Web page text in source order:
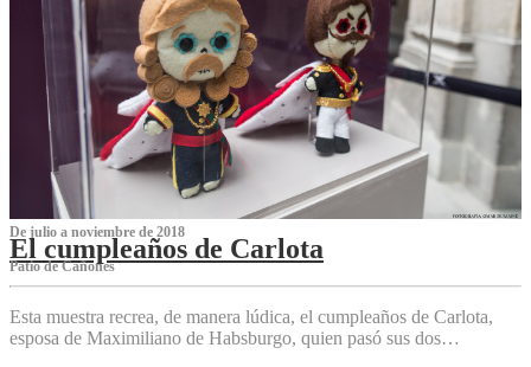
De julio a noviembre de 2018
El cumpleaños de Carlota
Patio de Cañones
Esta muestra recrea, de manera lúdica, el cumpleaños de Carlota,
esposa de Maximiliano de Habsburgo, quien pasó sus dos…